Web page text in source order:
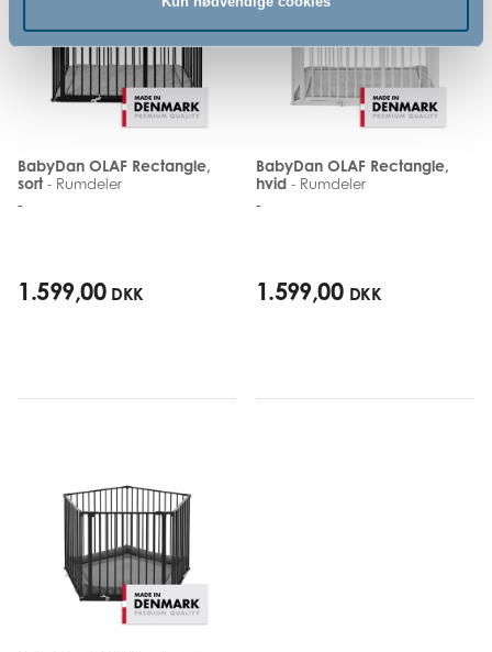
BabyDan OLAF Rectangle,
sort- Rumdeler
-
1.599,00 DKK
BabyDan OLAF Rectangle,
hvid - Rumdeler
-
1.599,00 DKK